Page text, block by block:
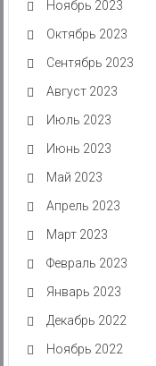
Ноябрь 2023
Октябрь 2023
Сентябрь 2023
Август 2023
Июль 2023
Июнь 2023
Май 2023
Апрель 2023
Март 2023
Февраль 2023
Январь 2023
Декабрь 2022
Ноябрь 2022